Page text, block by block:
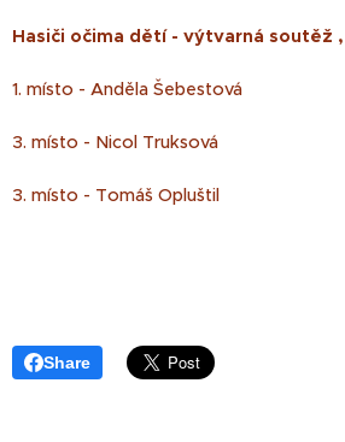
Hasiči očima dětí - výtvarná soutěž
1. místo - Anděla Šebestová
3. místo - Nicol Truksová
3. místo - Tomáš Opluštil
Share